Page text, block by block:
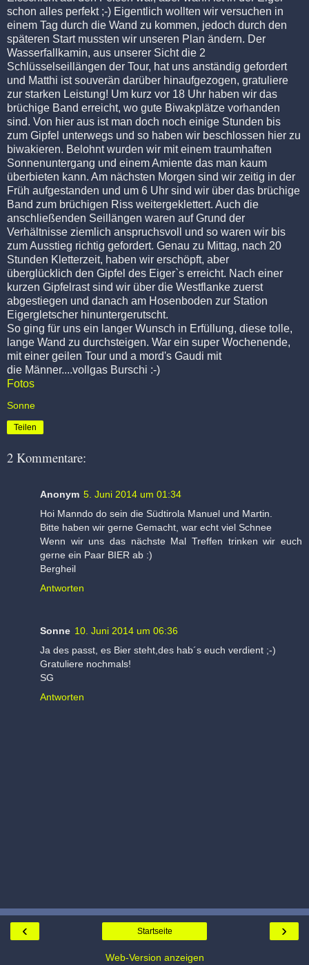
schon alles perfekt ;-) Eigentlich wollten wir versuchen in
einem Tag durch die Wand zu kommen, jedoch durch den
späteren Start mussten wir unseren Plan ändern. Der
Wasserfallkamin, aus unserer Sicht die 2
Schlüsselseillängen der Tour, hat uns anständig gefordert
und Matthi ist souverän darüber hinaufgezogen, gratuliere
zur starken Leistung! Um kurz vor 18 Uhr haben wir das
brüchige Band erreicht, wo gute Biwakplätze vorhanden
sind. Von hier aus ist man doch noch einige Stunden bis
zum Gipfel unterwegs und so haben wir beschlossen hier zu
biwakieren. Belohnt wurden wir mit einem traumhaften
Sonnenuntergang und einem Amiente das man kaum
überbieten kann. Am nächsten Morgen sind wir zeitig in der
Früh aufgestanden und um 6 Uhr sind wir über das brüchige
Band zum brüchigen Riss weitergeklettert. Auch die
anschließenden Seillängen waren auf Grund der
Verhältnisse ziemlich anspruchsvoll und so waren wir bis
zum Ausstieg richtig gefordert. Genau zu Mittag, nach 20
Stunden Kletterzeit, haben wir erschöpft, aber
überglücklich den Gipfel des Eiger`s erreicht. Nach einer
kurzen Gipfelrast sind wir über die Westflanke zuerst
abgestiegen und danach am Hosenboden zur Station
Eigergletscher hinuntergerutscht.
So ging für uns ein langer Wunsch in Erfüllung, diese tolle,
lange Wand zu durchsteigen. War ein super Wochenende,
mit einer geilen Tour und a mord's Gaudi mit
die Männer....vollgas Burschi :-)
Fotos
Sonne
Teilen
2 Kommentare:
Anonym 5. Juni 2014 um 01:34
Hoi Manndo do sein die Südtirola Manuel und Martin.
Bitte haben wir gerne Gemacht, war echt viel Schnee
Wenn wir uns das nächste Mal Treffen trinken wir euch
gerne ein Paar BIER ab :)
Bergheil
Antworten
Sonne 10. Juni 2014 um 06:36
Ja des passt, es Bier steht,des hab´s euch verdient ;-)
Gratuliere nochmals!
SG
Antworten
‹ ›
Startseite
Web-Version anzeigen